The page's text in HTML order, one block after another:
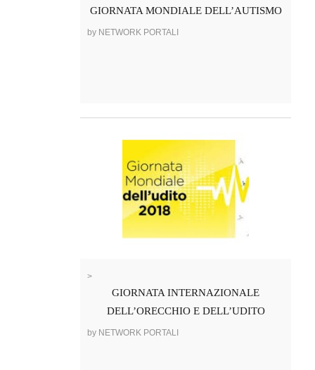
GIORNATA MONDIALE DELL’AUTISMO
by NETWORK PORTALI
>
GIORNATA INTERNAZIONALE
DELL’ORECCHIO E DELL’UDITO
by NETWORK PORTALI